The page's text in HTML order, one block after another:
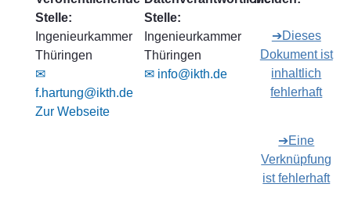
Stelle:
Ingenieurkammer
Thüringen
✉
f.hartung@ikth.de
Zur Webseite
Stelle:
Ingenieurkammer
Thüringen
✉ info@ikth.de
➔Dieses
Dokument ist
inhaltlich
fehlerhaft
➔Eine
Verknüpfung
ist fehlerhaft